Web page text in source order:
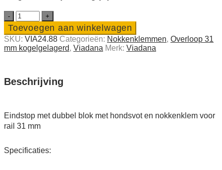
Eindstop
met
dubbel
blok
met
nokkenklem
voor
mm
quantity
Toevoegen aan winkelwagen
SKU: VIA24.88 Categorieën: Nokken­klemmen, Overloop 31
mm kogel­gelagerd, Viadana Merk: Viadana
Beschrijving
Eindstop met dubbel blok met hondsvot en nokkenklem voor
rail 31 mm
Specificaties: